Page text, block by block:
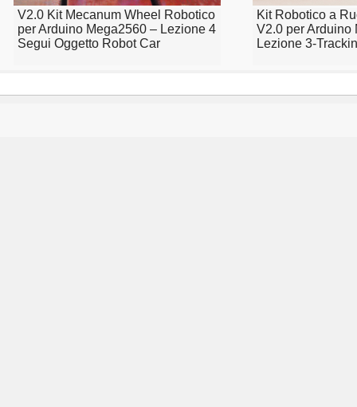
V2.0 Kit Mecanum Wheel Robotico
per Arduino Mega2560 – Lezione 4
Segui Oggetto Robot Car
Kit Robotico a
V2.0 per Arduino
Lezione 3-